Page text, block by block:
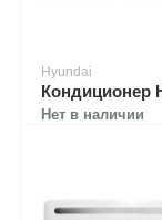
Hyundai
Нет в наличии